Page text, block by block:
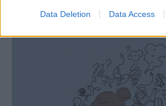
Data Deletion Data Access